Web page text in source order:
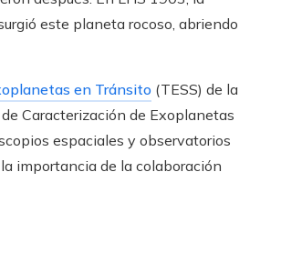
este planeta rocoso, abriendo
en Tránsito (TESS) de la
Caracterización de Exoplanetas
espaciales y observatorios
importancia de la colaboración